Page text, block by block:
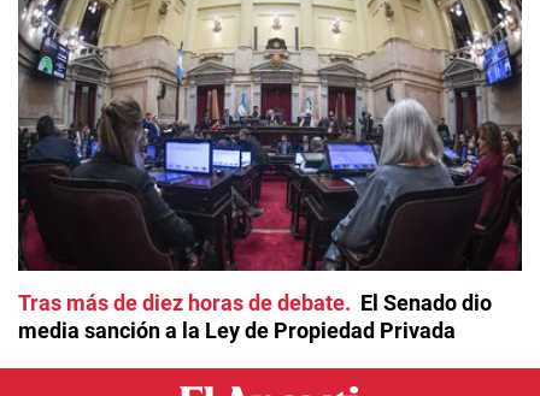
Tras más de diez horas de debate
El Senado dio
media sanción a la Ley de Propiedad Privada